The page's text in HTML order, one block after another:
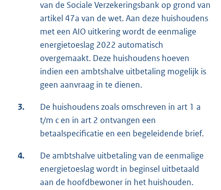
van de Sociale Verzekeringsbank op grond van
artikel 47a van de wet. Aan deze huishoudens
met een AIO uitkering wordt de eenmalige
energietoeslag 2022 automatisch
overgemaakt. Deze huishoudens hoeven
indien een ambtshalve uitbetaling mogelijk is
geen aanvraag in te dienen.
3.
De huishoudens zoals omschreven in art 1 a
t/m c en in art 2 ontvangen een
betaalspecificatie en een begeleidende brief.
4.
De ambtshalve uitbetaling van de eenmalige
energietoeslag wordt in beginsel uitbetaald
aan de hoofdbewoner in het huishouden.